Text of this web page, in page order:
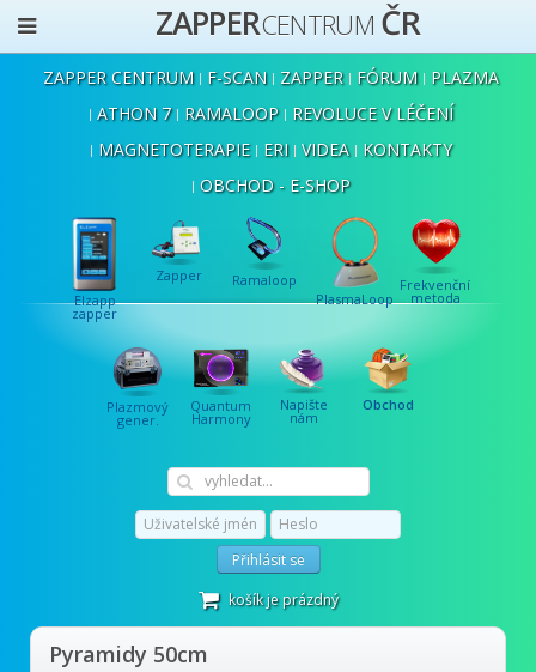
ZAPPERCENTRUM ČR
ZAPPER CENTRUM F-SCAN ZAPPER FÓRUM
PLAZMA
ATHON 7
RAMALOOP
REVOLUCE V LÉČENÍ
MAGNETOTERAPIE
ERI VIDEA
KONTAKTY
OBCHOD - E-SHOP
Elzapp
zapper
Zapper
Ramaloop
PlasmaLoop
Frekvenční
metoda
Plazmový
gener.
Quantum
Harmony
Napište
nám
Obchod
Přihlásit se
košík je prázdný
Pyramidy 50cm